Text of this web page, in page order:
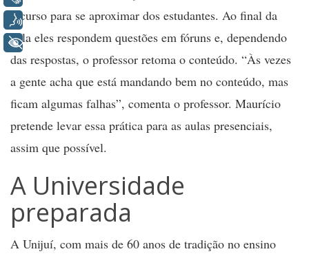
recurso para se aproximar dos estudantes. Ao final da
aula eles respondem questões em fóruns e, dependendo
das respostas, o professor retoma o conteúdo. “Às vezes
a gente acha que está mandando bem no conteúdo, mas
ficam algumas falhas”, comenta o professor. Maurício
pretende levar essa prática para as aulas presenciais,
assim que possível.
A Universidade
preparada
A Unijuí, com mais de 60 anos de tradição no ensino
Voz
+ Acessibilidade